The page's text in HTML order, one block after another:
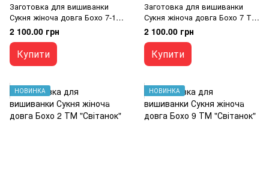
Заготовка для вишиванки
Сукня жіноча довга Бохо 7-1
ТМ "Світанок"
2 100.00 грн
Купити
Заготовка для вишиванки
Сукня жіноча довга Бохо 7 ТМ
"Світанок"
2 100.00 грн
Купити
НОВИНКА НОВИНКА